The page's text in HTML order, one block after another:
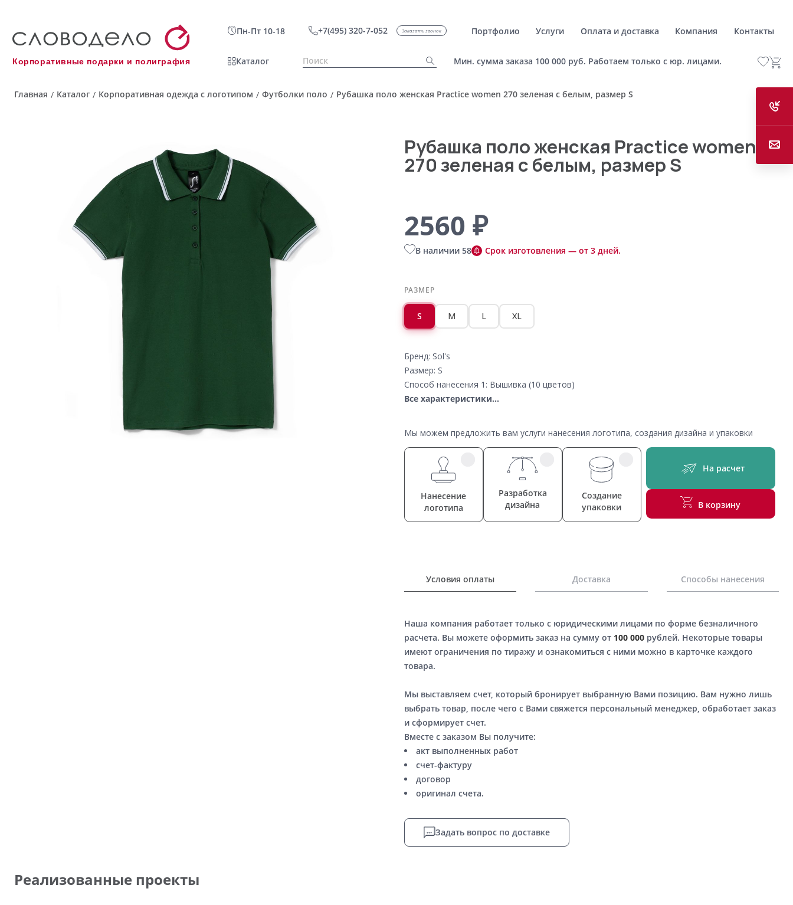
Корпоративные подарки и полиграфия
Пн-Пт 10-18 +7(495) 320-7-052 Заказать звонок Портфолио Услуги Оплата и доставка Компания Контакты
Каталог Мин. сумма заказа 100 000 руб. Работаем только с юр. лицами.
Главная / Каталог / Корпоративная одежда с логотипом / Футболки поло / Рубашка поло женская Practice women 270 зеленая с белым, размер S
Рубашка поло женская Practice women
270 зеленая с белым, размер S
2560 ₽
В наличии 58 Срок изготовления — от 3 дней.
РАЗМЕР
S M L XL
Бренд: Sol's
Размер: S
Способ нанесения 1: Вышивка (10 цветов)
Все характеристики...
Мы можем предложить вам услуги нанесения логотипа, создания дизайна и упаковки
Нанесение
логотипа
Разработка
дизайна
Создание
упаковки
На расчет
В корзину
Условия оплаты Доставка Способы нанесения
Наша компания работает только с юридическими лицами по форме безналичного
расчета. Вы можете оформить заказ на сумму от 100 000рублей. Некоторые товары
имеют ограничения по тиражу и ознакомиться с ними можно в карточке каждого
товара.
Мы выставляем счет, который бронирует выбранную Вами позицию. Вам нужно лишь
выбрать товар, после чего с Вами свяжется персональный менеджер, обработает заказ
и сформирует счет.
Вместе с заказом Вы получите:
акт выполненных работ
счет-фактуру
договор
оригинал счета.
Задать вопрос по доставке
Реализованные проекты